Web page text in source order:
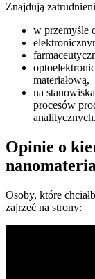
Znajdują
w przemyśle
materiałową,
na
procesów
analitycznych.
Opinie o
Osoby, które
zajrzeć na strony: